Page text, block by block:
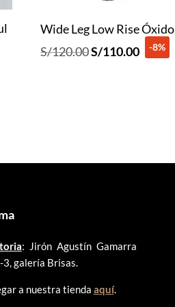
Wide Leg Low Rise Óxido
S/120.00El
S/110.00El-8%
: Jirón Agustín Gamarra
galería Brisas.
a nuestra tienda aquí.